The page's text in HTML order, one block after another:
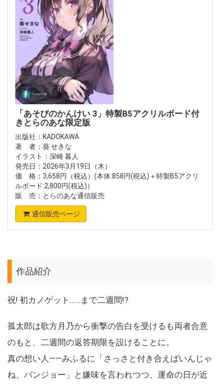
「あそびのかんけい 3」特製B5アクリルボード付
きとらのあな限定版
出版社：KADOKAWA
著 者：葵 せきな
イラスト：深崎 暮人
発売日：2026年3月19日（木）
価 格：3,658円（税込）(本体:858円(税込)＋特製B5アクリ
ルボード:2,800円(税込)）
販 売：とらのあな通信販売
通信販売ページ
作品紹介
祝! 初カノゲット……まで二週間!?
孤太郎は歌方月乃から衝撃の告白を受けるも両者合意
のもと、二週間の返答期限を設けることに。
真の想い人――みふるに「さっさと付き合えばいんじゃ
ね、バンジョー」と嫌味を言われつつ、運命の日が近